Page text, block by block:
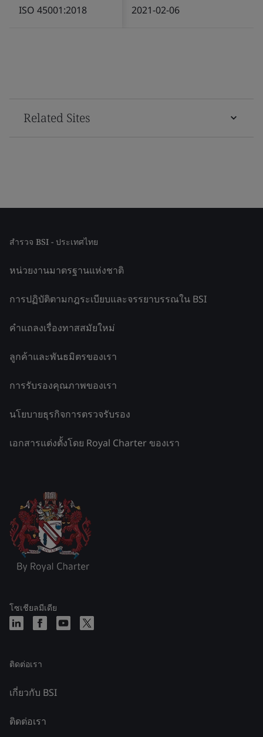
ISO 45001:2018 2021-02-06
Related Sites
สำรวจ BSI - ประเทศไทย
หน่วยงานมาตรฐานแห่งชาติ
การปฏิบัติตามกฎระเบียบและจรรยาบรรณใน BSI
คำแถลงเรื่องทาสสมัยใหม่
ลูกค้าและพันธมิตรของเรา
การรับรองคุณภาพของเรา
นโยบายธุรกิจการตรวจรับรอง
เอกสารแต่งตั้งโดย Royal Charter ของเรา
โซเชียลมีเดีย
ติดต่อเรา
เกี่ยวกับ BSI
ติดต่อเรา